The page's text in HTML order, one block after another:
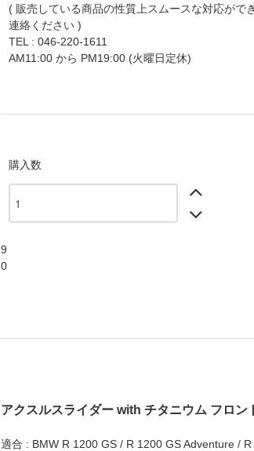
( 販売している商品の性質上スムースな対応がで
連絡ください )
TEL : 046-220-1611
AM11:00 から PM19:00 (火曜日定休)
購入数
9
0
アクスルスライダー with チタニウム フロン
適合 : BMW R 1200 GS / R 1200 GS Adventure /